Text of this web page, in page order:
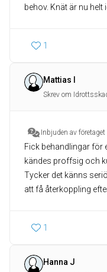
behov. Knät är nu
1
Mattias I
Skrev om
Inbjuden av företaget
Fick behandlingar för
kändes proffsig och
Tycker det känns
att få återkoppling
1
Hanna J